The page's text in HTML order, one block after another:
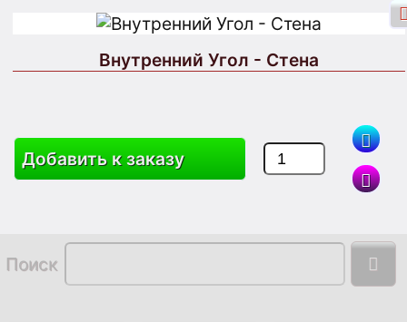
Вход через Facebook
Поиск
Внутренний Угол - Стена
Добавить к заказу